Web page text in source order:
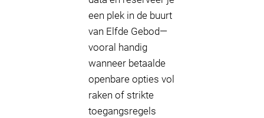
een plek in de buurt
van Elfde Gebod—
vooral handig
wanneer betaalde
openbare opties vol
raken of strikte
toegangsregels